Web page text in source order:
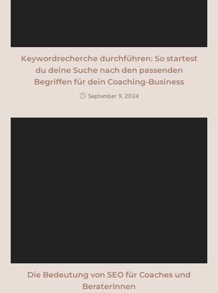
Keywordrecherche durchführen: So startest
du deine Suche nach den passenden
Begriffen für dein Coaching-Business
September 9, 2024
Die Bedeutung von SEO für Coaches und
BeraterInnen